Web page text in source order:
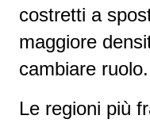
costretti a
maggiore
cambiare ruolo.
Le regioni più